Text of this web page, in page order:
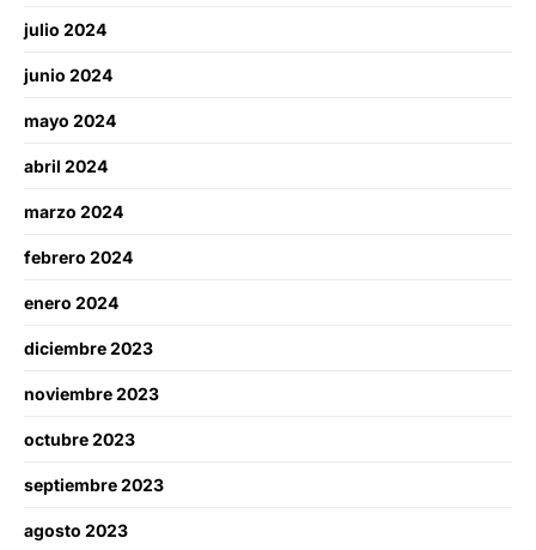
julio 2024
junio 2024
mayo 2024
abril 2024
marzo 2024
febrero 2024
enero 2024
diciembre 2023
noviembre 2023
octubre 2023
septiembre 2023
agosto 2023